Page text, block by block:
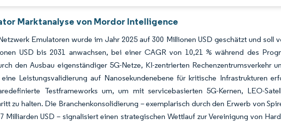
Marktanalyse von Mordor Intelligence
Emulatoren wurde im Jahr 2025 auf 300 Millionen USD geschätzt und soll
USD bis 2031 anwachsen, bei einer CAGR von 10,21 % während des
den Ausbau eigenständiger 5G-Netze, KI-zentrierten Rechenzentrumsverkehr
Leistungsvalidierung auf Nanosekundenebene für kritische Infrastrukturen
Testframeworks um, um mit servicebasierten 5G-Kernen, LEO-
zu halten. Die Branchenkonsolidierung – exemplarisch durch den Erwerb von
Milliarden USD – signalisiert einen strategischen Wettlauf zur Vereinigung von